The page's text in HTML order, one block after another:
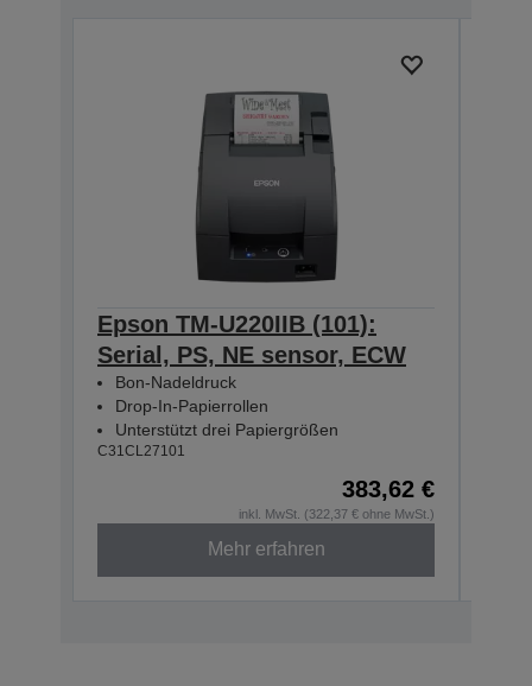
Epson TM-U220IIB (101):
Serial, PS, NE sensor, ECW
Bon-Nadeldruck
Drop-In-Papierrollen
Unterstützt drei Papiergrößen
C31CL27101
383,62 €
inkl. MwSt. (322,37 € ohne MwSt.)
Mehr erfahren